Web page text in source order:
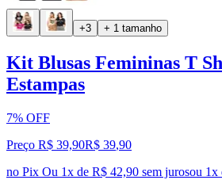
+3 + 1 tamanho
Kit Blusas Femininas T
Estampas
7% OFF
Preço R$ 39,90R$ 39,90
no Pix Ou 1x de R$ 42,90 sem jurosou 1x